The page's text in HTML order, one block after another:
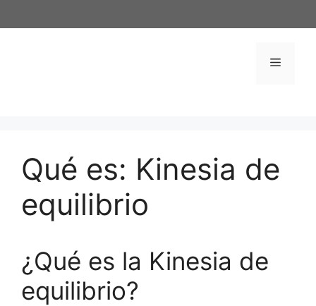
al
Menú
Qué es: Kinesia de
equilibrio
¿Qué es la Kinesia de
equilibrio?